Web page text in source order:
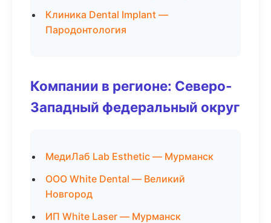
Клиника Dental Implant —
Пародонтология
Компании в регионе: Северо-
Западный федеральный округ
МедиЛаб Lab Esthetic — Мурманск
ООО White Dental — Великий
Новгород
ИП White Laser — Мурманск